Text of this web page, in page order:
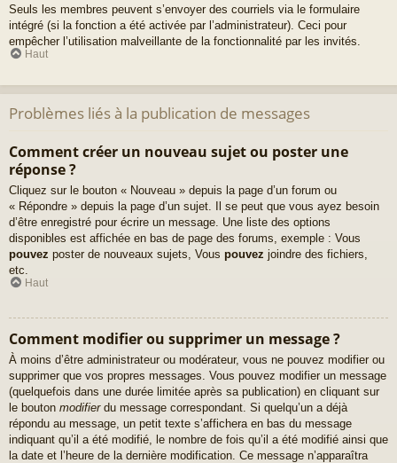
Seuls les membres peuvent s’envoyer des courriels via le formulaire
intégré (si la fonction a été activée par l’administrateur). Ceci pour
empêcher l’utilisation malveillante de la fonctionnalité par les invités.
Haut
Problèmes liés à la publication de messages
Comment créer un nouveau sujet ou poster une
réponse ?
Cliquez sur le bouton « Nouveau » depuis la page d’un forum ou
« Répondre » depuis la page d’un sujet. Il se peut que vous ayez besoin
d’être enregistré pour écrire un message. Une liste des options
disponibles est affichée en bas de page des forums, exemple : Vous
pouvez poster de nouveaux sujets, Vous pouvez joindre des fichiers,
etc.
Haut
Comment modifier ou supprimer un message ?
À moins d’être administrateur ou modérateur, vous ne pouvez modifier ou
supprimer que vos propres messages. Vous pouvez modifier un message
(quelquefois dans une durée limitée après sa publication) en cliquant sur
le bouton modifierdu message correspondant. Si quelqu’un a déjà
répondu au message, un petit texte s’affichera en bas du message
indiquant qu’il a été modifié, le nombre de fois qu’il a été modifié ainsi que
la date et l’heure de la dernière modification. Ce message n’apparaîtra